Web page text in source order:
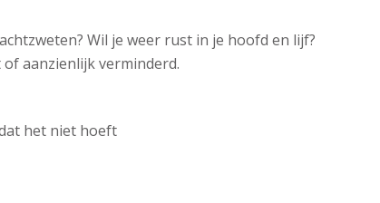
Wil je weer rust in je hoofd en lijf?
aanzienlijk verminderd.
het niet hoeft